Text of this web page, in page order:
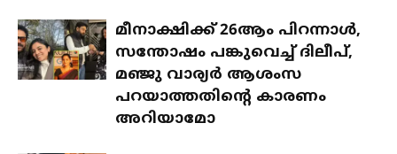
മീനാക്ഷിക്ക് 26ആം പിറന്നാൾ,
സന്തോഷം പങ്കുവെച്ച് ദിലീപ്,
മഞ്ജു വാര്യർ ആശംസ
പറയാത്തതിന്റെ കാരണം
അറിയാമോ